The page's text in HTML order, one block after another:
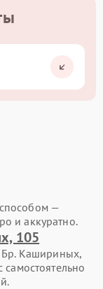
—
и аккуратно.
105
Бр. Кашириных,
самостоятельно